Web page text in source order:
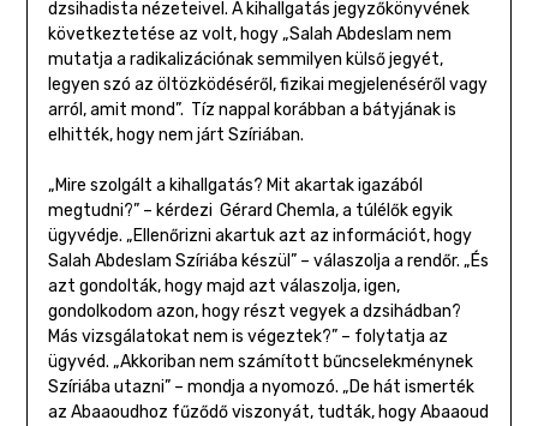
dzsihadista nézeteivel. A kihallgatás jegyzőkönyvének
következtetése az volt, hogy „Salah Abdeslam nem
mutatja a radikalizációnak semmilyen külső jegyét,
legyen szó az öltözködéséről, fizikai megjelenéséről vagy
arról, amit mond”. Tíz nappal korábban a bátyjának is
elhitték, hogy nem járt Szíriában.
„Mire szolgált a kihallgatás? Mit akartak igazából
megtudni?” – kérdezi Gérard Chemla, a túlélők egyik
ügyvédje. „Ellenőrizni akartuk azt az információt, hogy
Salah Abdeslam Szíriába készül” – válaszolja a rendőr. „És
azt gondolták, hogy majd azt válaszolja, igen,
gondolkodom azon, hogy részt vegyek a dzsihádban?
Más vizsgálatokat nem is végeztek?” – folytatja az
ügyvéd. „Akkoriban nem számított bűncselekménynek
Szíriába utazni” – mondja a nyomozó. „De hát ismerték
az Abaaoudhoz fűződő viszonyát, tudták, hogy Abaaoud